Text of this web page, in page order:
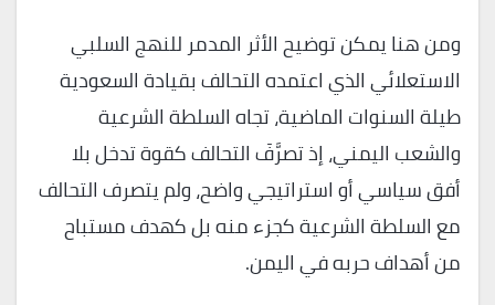
ومن هنا يمكن توضيح الأثر المدمر للنهج السلبي
الاستعلائي الذي اعتمده التحالف بقيادة السعودية
طيلة السنوات الماضية، تجاه السلطة الشرعية
والشعب اليمني، إذ تصرَّفَ التحالف كقوة تدخل بلا
أفق سياسي أو استراتيجي واضح، ولم يتصرف التحالف
مع السلطة الشرعية كجزء منه بل كهدف مستباح
من أهداف حربه في اليمن.